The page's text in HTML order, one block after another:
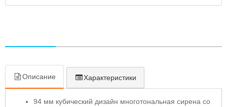
Описание Характеристики
94 мм кубический дизайн многотональная сирена со